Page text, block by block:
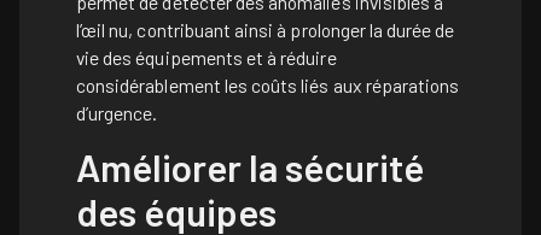
l’œil nu, contribuant ainsi à prolonger la durée de
vie des équipements et à réduire
considérablement les coûts liés aux réparations
d’urgence.
Améliorer la sécurité
des équipes